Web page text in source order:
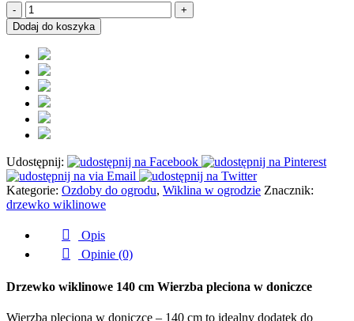
ilość
Drzewko
wiklinowe
140
cm
Wierzba
pleciona
w
doniczce
Dodaj do koszyka
Udostępnij:
Kategorie: Ozdoby do ogrodu, Wiklina w ogrodzie Znacznik:
drzewko wiklinowe
Opis
Opinie (0)
Drzewko wiklinowe 140 cm Wierzba pleciona w doniczce
Wierzba pleciona w doniczce – 140 cm to idealny dodatek do